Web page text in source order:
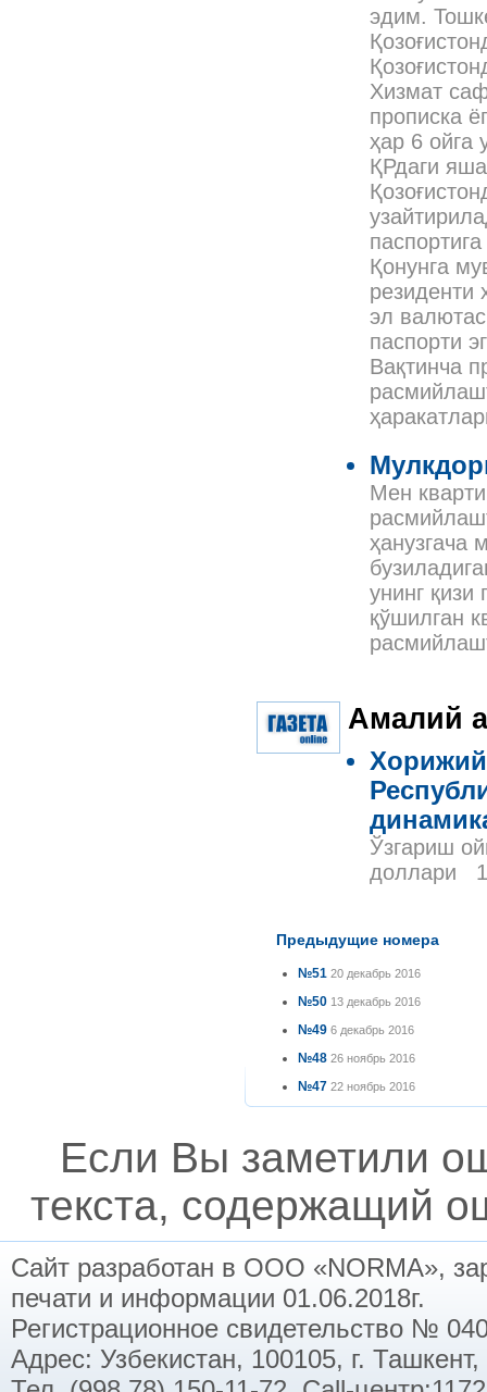
эдим.
Хизмат
прописка
ҳар 6 ойга
ҚРдаги
Қонунга
резиденти
эл
паспорти
Вақтинча
Мен
ҳанузгача
унинг қизи
қўшилган
Амалий
Хорижий
Ўзгариш
доллари
Предыдущие номера
№51 20 декабрь 2016
№50 13 декабрь 2016
№49 6 декабрь 2016
№48 26 ноябрь 2016
№47 22 ноябрь 2016
Если Вы заметили
текста, содержащий
Сайт разработан в ООО «NORMA»,
печати и информации 01.06.2018г.
Регистрационное свидетельство №
Адрес: Узбекистан, 100105, г.